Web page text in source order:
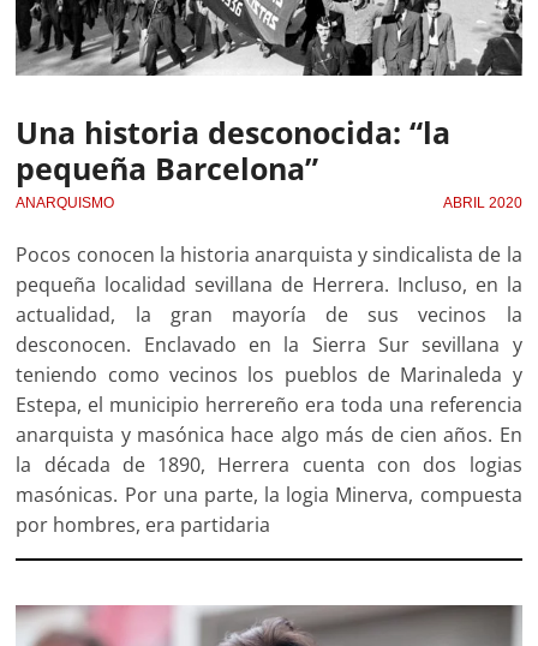
Una historia desconocida: “la
pequeña Barcelona”
ANARQUISMO ABRIL 2020
Pocos conocen la historia anarquista y sindicalista de la
pequeña localidad sevillana de Herrera. Incluso, en la
actualidad, la gran mayoría de sus vecinos la
desconocen. Enclavado en la Sierra Sur sevillana y
teniendo como vecinos los pueblos de Marinaleda y
Estepa, el municipio herrereño era toda una referencia
anarquista y masónica hace algo más de cien años. En
la década de 1890, Herrera cuenta con dos logias
masónicas. Por una parte, la logia Minerva, compuesta
por hombres, era partidaria